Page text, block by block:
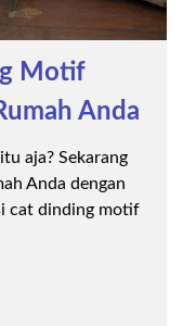
Motif
Anda
aja? Sekarang
Anda dengan
cat dinding motif